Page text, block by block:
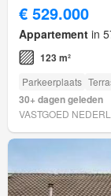
€ 529.000
Appartement in
123 m²
Parkeerplaats
30+ dagen geleden
VASTGOED